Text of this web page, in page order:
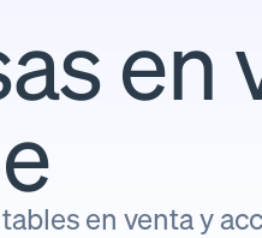
en
en venta y